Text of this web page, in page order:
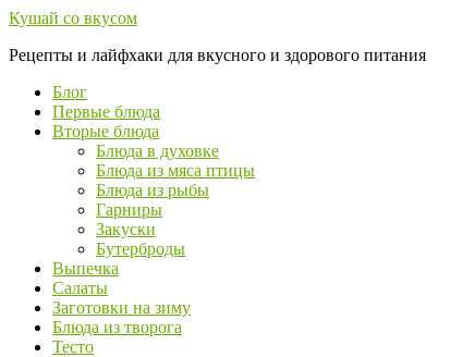
Перейти
контенту
Кушай со вкусом
Рецепты и лайфхаки для вкусного и здорового питания
Блог
Первые блюда
Вторые блюда
Блюда в духовке
Блюда из мяса птицы
Блюда из рыбы
Гарниры
Закуски
Бутерброды
Выпечка
Салаты
Заготовки на зиму
Блюда из творога
Тесто